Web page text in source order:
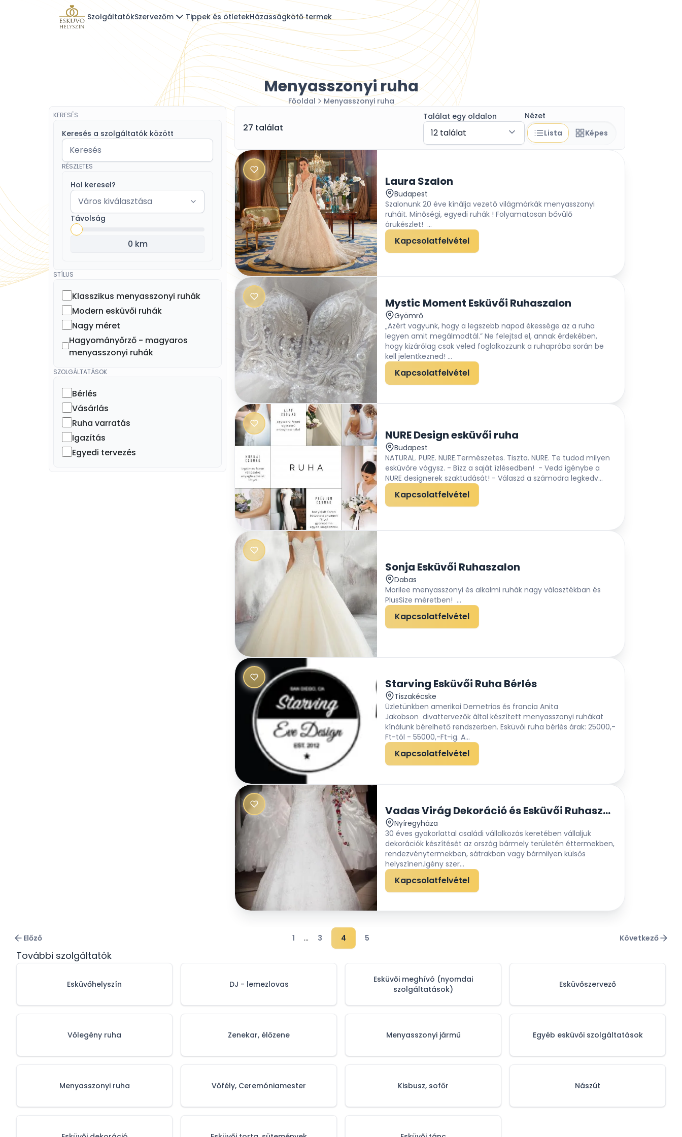
SzolgáltatókSzervezőm Tippek és ötletekHázasságkötő termek
Menyasszonyi ruha
Főoldal Menyasszonyi ruha
KERESÉS
Keresés a szolgáltatók között
RÉSZLETES
Hol keresel?
Távolság
0 km
STÍLUS
Klasszikus menyasszonyi ruhák
Modern esküvői ruhák
Nagy méret
Hagyományőrző - magyaros
menyasszonyi ruhák
SZOLGÁLTATÁSOK
Bérlés
Vásárlás
Ruha varratás
Igazítás
Egyedi tervezés
27 találat
Találat egy oldalon
12 találat
Nézet
Lista
Képes
Laura Szalon
Budapest
Szalonunk 20 éve kínálja vezető világmárkák menyasszonyi
ruháit. Minőségi, egyedi ruhák ! Folyamatosan bővülő
árukészlet! ...
Kapcsolatfelvétel
Mystic Moment Esküvői Ruhaszalon
Gyömrő
„Azért vagyunk, hogy a legszebb napod ékessége az a ruha
legyen amit megálmodtál.” Ne felejtsd el, annak érdekében,
hogy kizárólag csak veled foglalkozzunk a ruhapróba során be
kell jelentkezned! ...
Kapcsolatfelvétel
NURE Design esküvői ruha
Budapest
NATURAL. PURE. NURE.Természetes. Tiszta. NURE. Te tudod milyen
esküvőre vágysz. - Bízz a saját ízlésedben! - Vedd igénybe a
NURE designerek szaktudását! - Válaszd a számodra legkedv...
Kapcsolatfelvétel
Sonja Esküvői Ruhaszalon
Dabas
Morilee menyasszonyi és alkalmi ruhák nagy választékban és
PlusSize méretben! ...
Kapcsolatfelvétel
Starving Esküvői Ruha Bérlés
Tiszakécske
Üzletünkben amerikai Demetrios és francia Anita
Jakobson divattervezők által készített menyasszonyi ruhákat
kínálunk bérelhető rendszerben. Esküvői ruha bérlés árak: 25000,-
Ft-tól - 55000,-Ft-ig. A...
Kapcsolatfelvétel
Vadas Virág Dekoráció és Esküvői Ruhaszalon
Nyíregyháza
30 éves gyakorlattal családi vállalkozás keretében vállaljuk
dekorációk készítését az ország bármely területén éttermekben,
rendezvénytermekben, sátrakban vagy bármilyen külsős
helyszínen.Igény szer...
Kapcsolatfelvétel
Előző 1 ... 3 4 5 Következő
További szolgáltatók
Esküvőhelyszín
Vőlegény ruha
Menyasszonyi ruha
DJ - lemezlovas
Zenekar, élőzene
Vőfély, Ceremóniamester
Esküvői meghívó (nyomdai
szolgáltatások)
Menyasszonyi jármű
Kisbusz, sofőr
Esküvőszervező
Egyéb esküvői szolgáltatások
Nászút